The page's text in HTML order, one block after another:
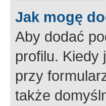
Jak mogę
Aby dodać
profilu.
przy
także